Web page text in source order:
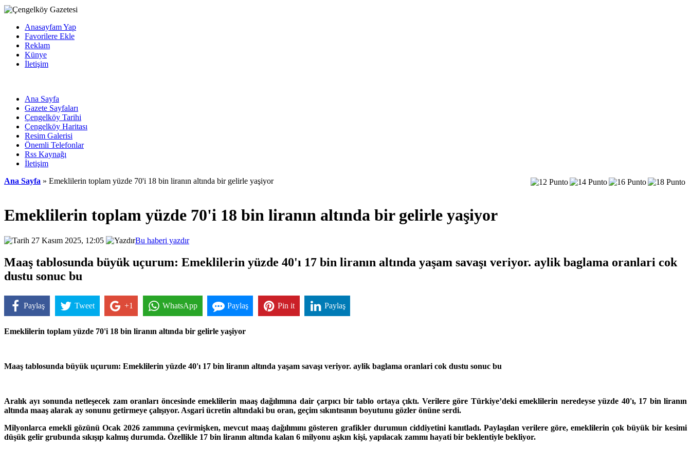
Anasayfam Yap
Favorilere Ekle
Reklam
Künye
İletişim
Ana Sayfa
Gazete Sayfaları
Çengelköy Tarihi
Çengelköy Haritası
Resim Galerisi
Önemli Telefonlar
Rss Kaynağı
İletişim
Ana Sayfa » Emeklilerin toplam yüzde 70'i 18 bin liranın altında bir gelirle yaşiyor
Emeklilerin toplam yüzde 70'i 18 bin liranın altında bir gelirle yaşiyor
27 Kasım 2025, 12:05 Bu haberi yazdır
Maaş tablosunda büyük uçurum: Emeklilerin yüzde 40'ı 17 bin liranın altında yaşam savaşı veriyor. aylik baglama oranlari cok
dustu sonuc bu
Paylaş Tweet +1 WhatsApp Paylaş Pin it Paylaş
Emeklilerin toplam yüzde 70'i 18 bin liranın altında bir gelirle yaşiyor
Maaş tablosunda büyük uçurum: Emeklilerin yüzde 40'ı 17 bin liranın altında yaşam savaşı veriyor. aylik baglama oranlari cok dustu sonuc bu
Aralık ayı sonunda netleşecek zam oranları öncesinde emeklilerin maaş dağılımına dair çarpıcı bir tablo ortaya çıktı. Verilere göre Türkiye’deki emeklilerin neredeyse yüzde 40'ı, 17 bin liranın
altında maaş alarak ay sonunu getirmeye çalışıyor. Asgari ücretin altındaki bu oran, geçim sıkıntısının boyutunu gözler önüne serdi.
Milyonlarca emekli gözünü Ocak 2026 zammına çevirmişken, mevcut maaş dağılımını gösteren grafikler durumun ciddiyetini kanıtladı. Paylaşılan verilere göre, emeklilerin çok büyük bir kesimi
düşük gelir grubunda sıkışıp kalmış durumda. Özellikle 17 bin liranın altında kalan 6 milyonu aşkın kişi, yapılacak zammı hayati bir beklentiyle bekliyor.